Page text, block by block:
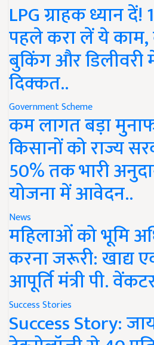
LPG ग्राहक ध्यान
पहले करा लें ये काम,
बुकिंग और
दिक्कत..
Government Scheme
कम लागत बड़ा
किसानों को राज्य
50% तक भारी
योजना में आवेदन..
News
महिलाओं को भूमि
करना जरूरी: खाद्य
आपूर्ति मंत्री पी.
Success Stories
Success Story: